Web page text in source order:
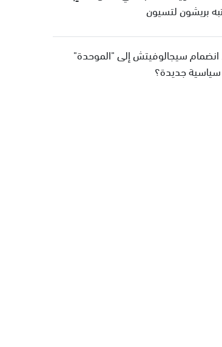
بريشون لتسيون
سيجالوفيتش إلى "الموحدة"
سياسية جديدة؟